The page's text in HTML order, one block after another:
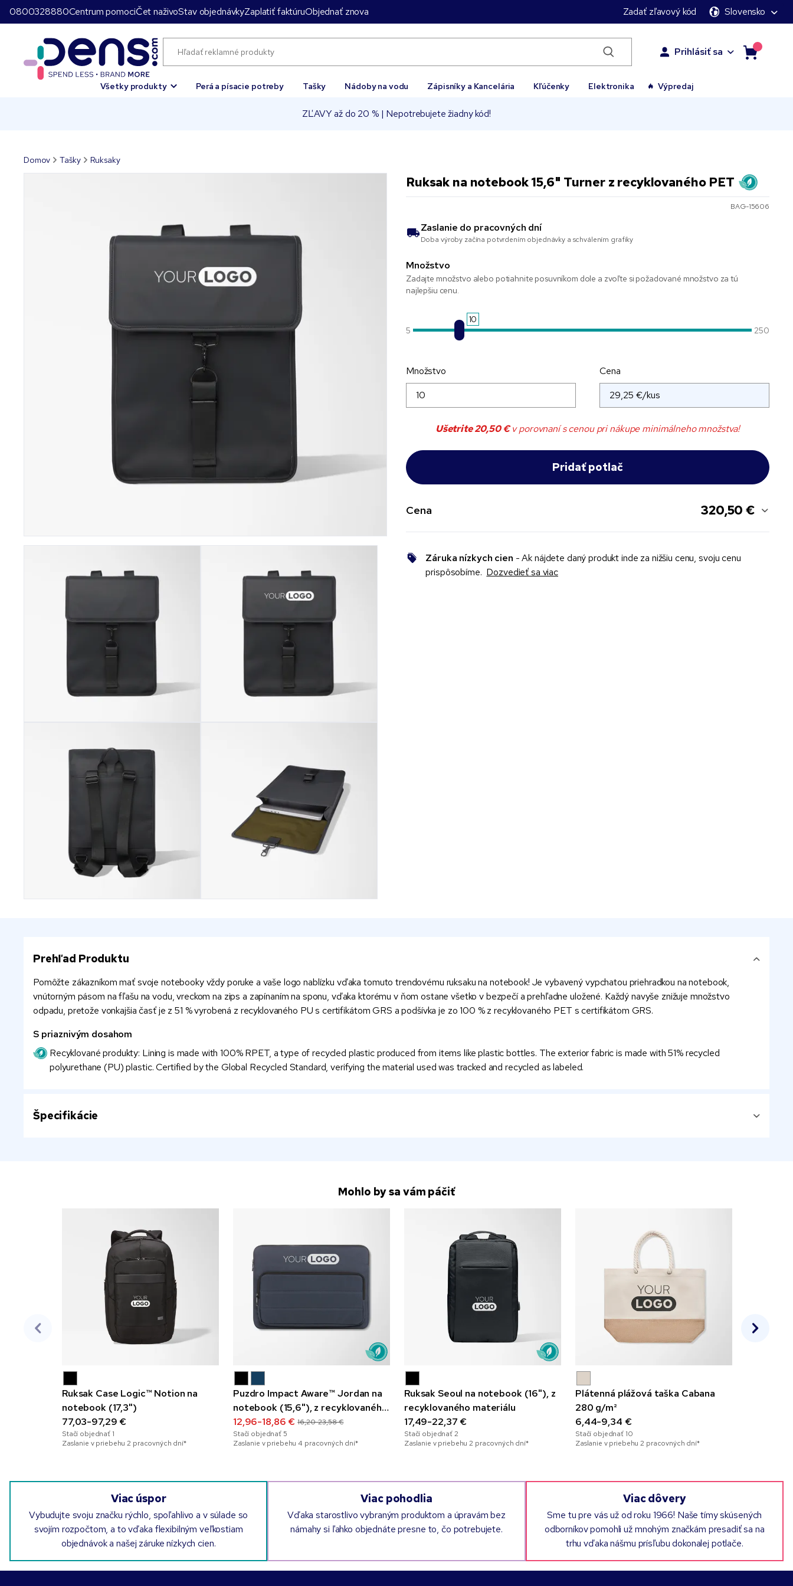
0800328880Centrum pomociČet naživoStav objednávkyZaplatiť faktúruObjednať znova Zadať zľavový kód Slovensko
Prihlásiť sa
Všetky produkty Perá a písacie potreby Tašky Nádoby na vodu Zápisníky a Kancelária Kľúčenky Elektronika Výpredaj
ZĽAVY až do 20 % | Nepotrebujete žiadny kód!
Domov Tašky Ruksaky
Ruksak na notebook 15,6" Turner z recyklovaného PET
BAG-15606
Zaslanie do pracovných dní
Doba výroby začína potvrdením objednávky a schválením grafiky
Množstvo
Zadajte množstvo alebo potiahnite posuvníkom dole a zvoľte si požadované množstvo za tú
najlepšiu cenu.
10
5
250
Množstvo Cena
Ušetrite20,50 €v porovnaní s cenou pri nákupe minimálneho množstva!
Cena 320,50 €
Záruka nízkych cien - Ak nájdete daný produkt inde za nižšiu cenu, svoju cenu
prispôsobíme. Dozvedieť sa viac
Prehľad Produktu
Pomôžte zákazníkom mať svoje notebooky vždy poruke a vaše logo nablízku vďaka tomuto trendovému ruksaku na notebook! Je vybavený vypchatou priehradkou na notebook,
vnútorným pásom na fľašu na vodu, vreckom na zips a zapínaním na sponu, vďaka ktorému v ňom ostane všetko v bezpečí a prehľadne uložené. Každý navyše znižuje množstvo
odpadu, pretože vonkajšia časť je z 51 % vyrobená z recyklovaného PU s certifikátom GRS a podšívka je zo 100 % z recyklovaného PET s certifikátom GRS.
S priaznivým dosahom
Recyklované produkty: Lining is made with 100% RPET, a type of recycled plastic produced from items like plastic bottles. The exterior fabric is made with 51% recycled
polyurethane (PU) plastic. Certified by the Global Recycled Standard, verifying the material used was tracked and recycled as labeled.
Špecifikácie
Mohlo by sa vám páčiť
Ruksak Case Logic™ Notion na
notebook (17,3")
77,03-97,29 €
Stačí objednať 1
Zaslanie v priebehu 2 pracovných dní*
Puzdro Impact Aware™ Jordan na
notebook (15,6"), z recyklovaného
materiálu
12,96-18,86 € 16,20-23,58 €
Stačí objednať5
Zaslanie v priebehu 4 pracovných dní*
Ruksak Seoul na notebook (16"), z
recyklovaného materiálu
17,49-22,37 €
Stačí objednať2
Zaslanie v priebehu 2 pracovných dní*
Plátenná plážová taška Cabana
280 g/m²
6,44-9,34 €
Stačí objednať 10
Zaslanie v priebehu 2 pracovných dní*
Viac úspor
Vybudujte svoju značku rýchlo, spoľahlivo a v súlade so
svojím rozpočtom, a to vďaka flexibilným veľkostiam
objednávok a našej záruke nízkych cien.
Viac pohodlia
Vďaka starostlivo vybraným produktom a úpravám bez
námahy si ľahko objednáte presne to, čo potrebujete.
Viac dôvery
Sme tu pre vás už od roku 1966! Naše tímy skúsených
odborníkov pomohli už mnohým značkám presadiť sa na
trhu vďaka nášmu prísľubu dokonalej potlače.